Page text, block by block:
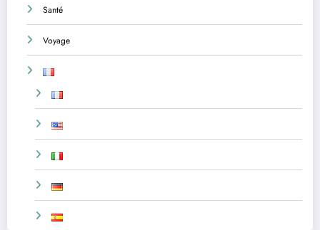
Santé
Voyage